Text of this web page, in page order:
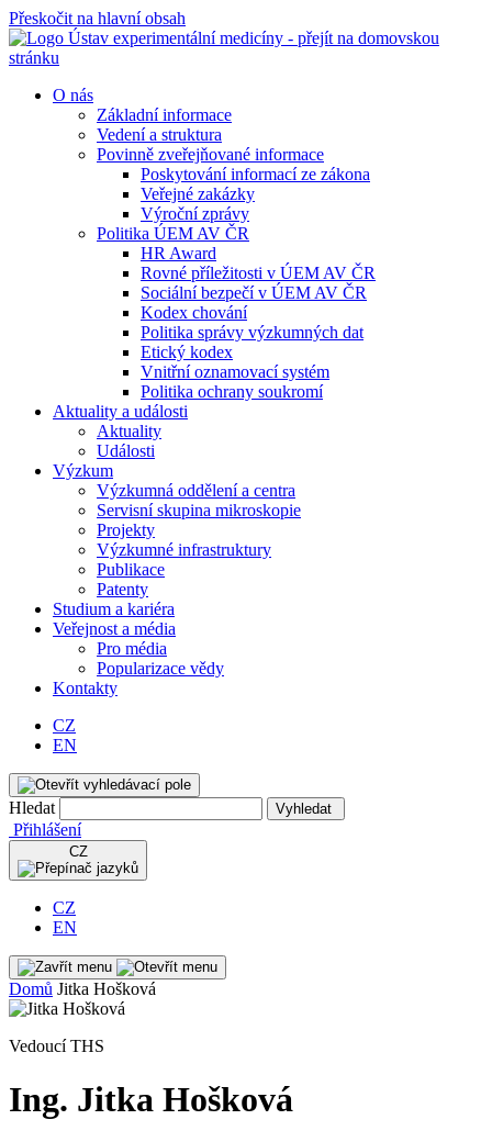
Přeskočit na hlavní obsah
O nás
Základní informace
Vedení a struktura
Povinně zveřejňované informace
Poskytování informací ze zákona
Veřejné zakázky
Výroční zprávy
Politika ÚEM AV ČR
HR Award
Rovné příležitosti v ÚEM AV ČR
Sociální bezpečí v ÚEM AV ČR
Kodex chování
Politika správy výzkumných dat
Etický kodex
Vnitřní oznamovací systém
Politika ochrany soukromí
Aktuality a události
Aktuality
Události
Výzkum
Výzkumná oddělení a centra
Servisní skupina mikroskopie
Projekty
Výzkumné infrastruktury
Publikace
Patenty
Studium a kariéra
Veřejnost a média
Pro média
Popularizace vědy
Kontakty
CZ
EN
Hledat Vyhledat
Přihlášení
CZ
CZ
EN
Domů Jitka Hošková
Vedoucí THS
Ing. Jitka Hošková